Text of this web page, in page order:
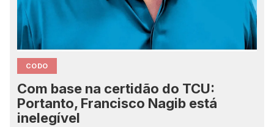
CODO
Com base na certidão do TCU:
Portanto, Francisco Nagib está
inelegível